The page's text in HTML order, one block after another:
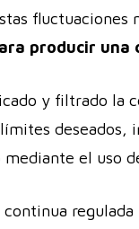
fluctuaciones
producir una
y filtrado la
deseados,
el uso